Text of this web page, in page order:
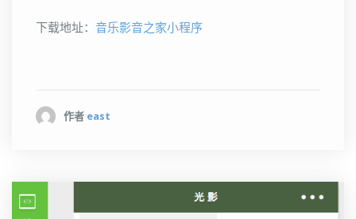
下载地址： 音乐影音之家小程序
作者 east